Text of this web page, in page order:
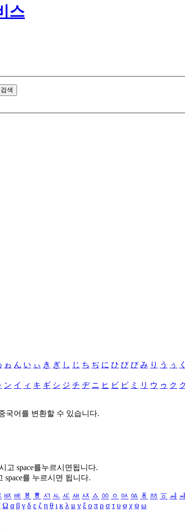
검색
ゎ ん い ぃ き ぎ し じ ち ぢ に ひ び ぴ み り う ぅ く
ン イ ィ キ ギ シ ジ チ ヂ ニ ヒ ビ ピ ミ リ ウ ゥ ク
국어를 변환할 수 있습니다.
고 space를누르시면됩니다.
space를 누르시면 됩니다.
ㅶ ㅷ ㅸ ㅹ ㅺ ㅻ ㅼ ㅽ ㅾ ㅿ ㆀ ㆁ ㆂ ㆃ ㆄ ㆅ ㆆ ㆇ ㆈ
Ω α β γ δ ε ζ η θ ι κ λ μ ν ξ ο π ρ σ τ υ φ χ ψ ω